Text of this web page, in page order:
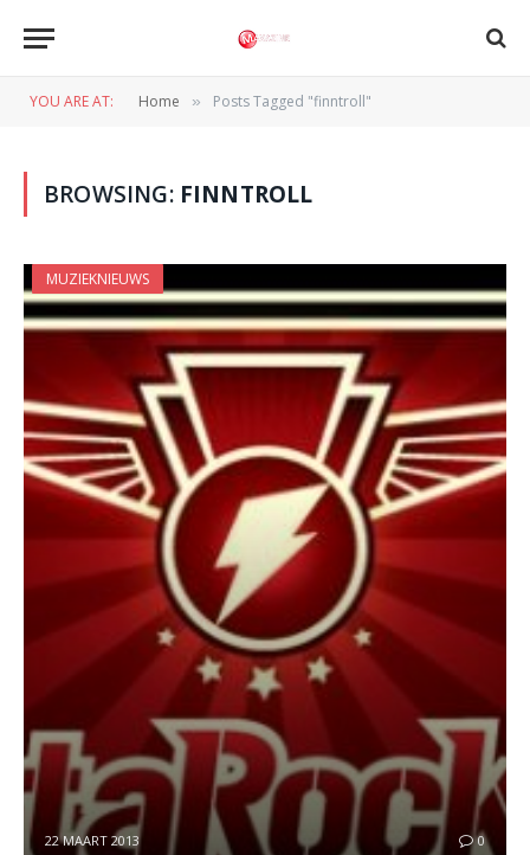
YOU ARE AT: Home » Posts Tagged "finntroll"
BROWSING: FINNTROLL
MUZIEKNIEUWS
22 MAART 2013 0